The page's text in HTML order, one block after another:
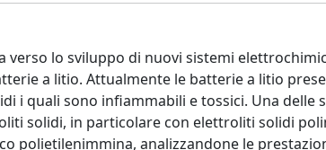
verso lo sviluppo di nuovi sistemi
a litio. Attualmente le batterie a litio
i quali sono infiammabili e tossici. Una delle
solidi, in particolare con elettroliti solidi
polietilenimmina, analizzandone le